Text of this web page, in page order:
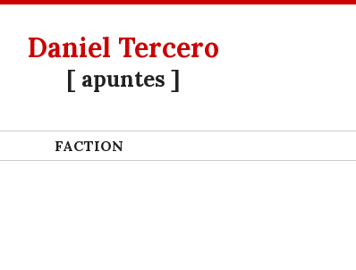
Daniel Tercero
[ apuntes ]
FACTION